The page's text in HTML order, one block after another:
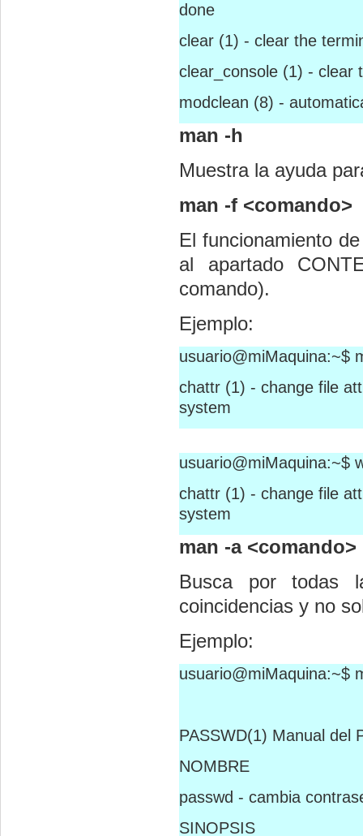
done
clear (1) - clear the
clear_console (1) - clear
modclean (8) -
man -h
Muestra la ayuda
man -f <comando>
El funcionamiento
al apartado
comando).
Ejemplo:
usuario@miMaquina:~$
chattr (1) - change file
system
usuario@miMaquina:~$
chattr (1) - change file
system
man -a <comando>
Busca por todas
coincidencias y no
Ejemplo:
usuario@miMaquina:~$
PASSWD(1) Manual del
NOMBRE
passwd - cambia
SINOPSIS